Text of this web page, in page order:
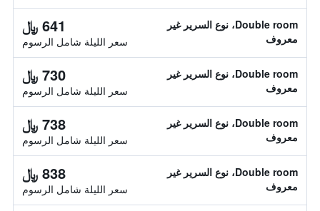
Double room، نوع السرير غير
معروف
641 ﷼
سعر الليلة شامل الرسوم
Double room، نوع السرير غير
معروف
730 ﷼
سعر الليلة شامل الرسوم
Double room، نوع السرير غير
معروف
738 ﷼
سعر الليلة شامل الرسوم
Double room، نوع السرير غير
معروف
838 ﷼
سعر الليلة شامل الرسوم